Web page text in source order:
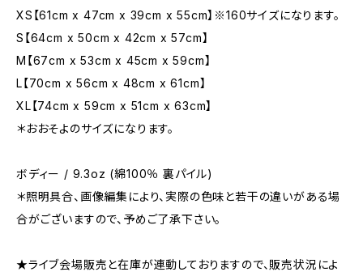
XS【61cm x 47cm x 39cm x 55cm】※160サイズになります。
S【64cm x 50cm x 42cm x 57cm】
M【67cm x 53cm x 45cm x 59cm】
L【70cm x 56cm x 48cm x 61cm】
XL【74cm x 59cm x 51cm x 63cm】
＊おおそよのサイズになります。
ボディー / 9.3oz (綿100％ 裏パイル)
＊照明具合、画像編集により、実際の色味と若干の違いがある場
合がございますので、予めご了承下さい。
★ライブ会場販売と在庫が連動しておりますので、販売状況によ